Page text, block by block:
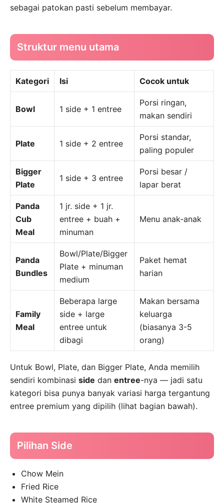
sebagai patokan pasti sebelum membayar.
Struktur menu utama
Kategori Isi Cocok untuk
Bowl 1 side + 1 entree
Porsi ringan,
makan sendiri
Plate 1 side + 2 entree
Porsi standar,
paling populer
Bigger
Plate
1 side + 3 entree
Porsi besar /
lapar berat
Panda
Cub
Meal
1 jr. side + 1 jr.
entree + buah +
minuman
Menu anak-anak
Panda
Bundles
Bowl/Plate/Bigger
Plate + minuman
medium
Paket hemat
harian
Family
Meal
Beberapa large
side + large
entree untuk
dibagi
Makan bersama
keluarga
(biasanya 3-5
orang)
Untuk Bowl, Plate, dan Bigger Plate, Anda memilih
sendiri kombinasi side dan entree-nya — jadi satu
kategori bisa punya banyak variasi harga tergantung
entree premium yang dipilih (lihat bagian bawah).
Pilihan Side
Chow Mein
Fried Rice
White Steamed Rice